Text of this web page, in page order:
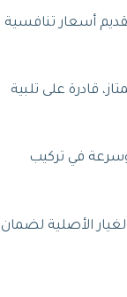
أسعار تنافسية
قادرة على تلبية
في تركيب
الأصلية لضمان